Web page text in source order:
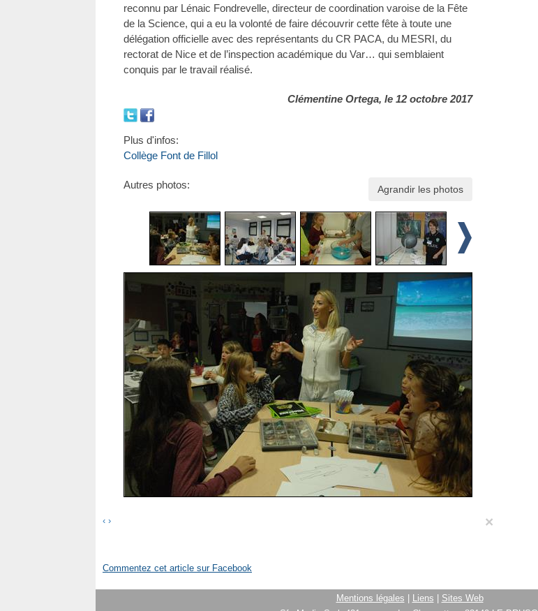
reconnu par Lénaic Fondrevelle, directeur de coordination varoise de la Fête
de la Science, qui a eu la volonté de faire découvrir cette fête à toute une
délégation officielle avec des représentants du CR PACA, du MESRI, du
rectorat de Nice et de l’inspection académique du Var… qui semblaient
conquis par le travail réalisé.
Clémentine Ortega, le 12 octobre 2017
Plus d'infos:
Collège Font de Fillol
Agrandir les photos
Autres photos:
‹ › ×
Commentez cet article sur Facebook
Mentions légales Liens
Sites Web